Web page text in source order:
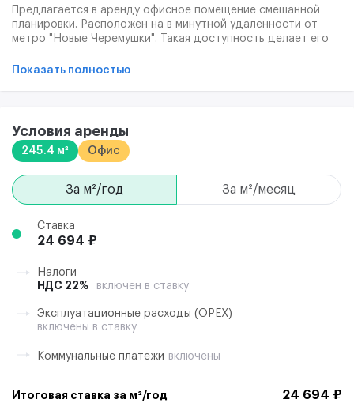
Предлагается в аренду офисное помещение смешанной
планировки. Расположен на в минутной удаленности от
метро "Новые Черемушки". Такая доступность делает его
для пользователей метрополитена. Инфраструктуру
отделений банков и многое другое делают контент
бизнес-центра "Cherry Tower" одним из самых
разнообразных среди конкурентов. На 4 и 5 этажах
Показать полностью
Условия аренды
245.4 м² Офис
за м²/год за м²/месяц
Ставка
24 694 ₽
Налоги
НДС 22%
включен в ставку
Эксплуатационные расходы (ОРЕХ)
включены в ставку
Коммунальные платежи включены
Итоговая ставка за м²/год 24 694 ₽